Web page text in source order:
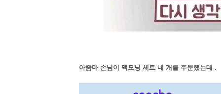
아줌마 손님이 맥모닝 세트 네 개를 주문했는데 .